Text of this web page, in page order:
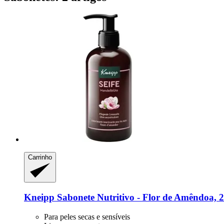
Carrinho
Kneipp Sabonete Nutritivo -​ Flor de Amêndoa,
Para peles secas e sensíveis